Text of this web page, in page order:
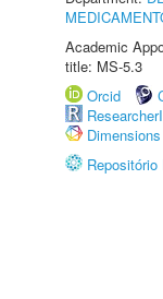
Academic
title: MS-5.3
Orcid
Dimensions